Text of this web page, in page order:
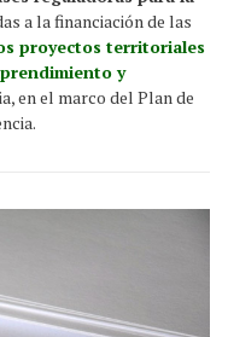
a la financiación de las
proyectos territoriales
y
en el marco del Plan de